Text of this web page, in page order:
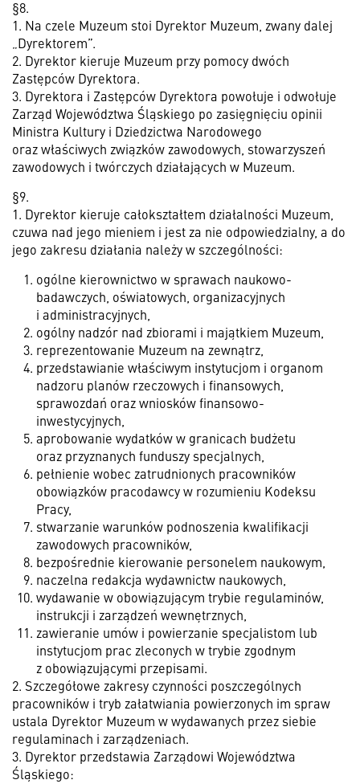
§8.
1. Na czele Muzeum stoi Dyrektor Muzeum, zwany dalej
„Dyrektorem”.
2. Dyrektor kieruje Muzeum przy pomocy dwóch
Zastępców Dyrektora.
3. Dyrektora i Zastępców Dyrektora powołuje i odwołuje
Zarząd Województwa Śląskiego po zasięgnięciu opinii
Ministra Kultury i Dziedzictwa Narodowego
oraz właściwych związków zawodowych, stowarzyszeń
zawodowych i twórczych działających w Muzeum.
§9.
1. Dyrektor kieruje całokształtem działalności Muzeum,
czuwa nad jego mieniem i jest za nie odpowiedzialny, a do
jego zakresu działania należy w szczególności:
ogólne kierownictwo w sprawach naukowo-
badawczych, oświatowych, organizacyjnych
i administracyjnych,
ogólny nadzór nad zbiorami i majątkiem Muzeum,
reprezentowanie Muzeum na zewnątrz,
przedstawianie właściwym instytucjom i organom
nadzoru planów rzeczowych i finansowych,
sprawozdań oraz wniosków finansowo-
inwestycyjnych,
aprobowanie wydatków w granicach budżetu
oraz przyznanych funduszy specjalnych,
pełnienie wobec zatrudnionych pracowników
obowiązków pracodawcy w rozumieniu Kodeksu
Pracy,
stwarzanie warunków podnoszenia kwalifikacji
zawodowych pracowników,
bezpośrednie kierowanie personelem naukowym,
naczelna redakcja wydawnictw naukowych,
wydawanie w obowiązującym trybie regulaminów,
instrukcji i zarządzeń wewnętrznych,
zawieranie umów i powierzanie specjalistom lub
instytucjom prac zleconych w trybie zgodnym
z obowiązującymi przepisami.
2. Szczegółowe zakresy czynności poszczególnych
pracowników i tryb załatwiania powierzonych im spraw
ustala Dyrektor Muzeum w wydawanych przez siebie
regulaminach i zarządzeniach.
3. Dyrektor przedstawia Zarządowi Województwa
Śląskiego: